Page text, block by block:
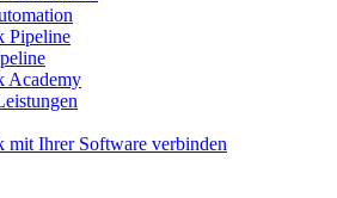
Pipeline
Academy
mit Ihrer Software verbinden